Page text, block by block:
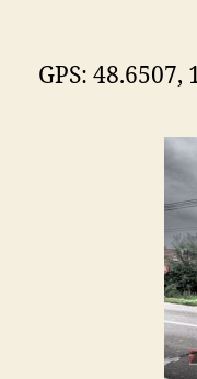
GPS: 48.6507,